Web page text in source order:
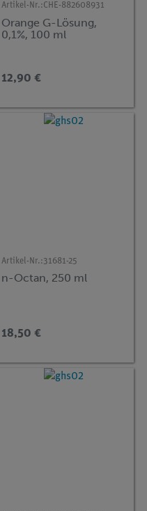
Artikel-Nr.:CHE-882608931
Orange G-Lösung,
0,1%, 100 ml
12,90 €
Artikel-Nr.:31681-25
n-Octan, 250 ml
18,50 €